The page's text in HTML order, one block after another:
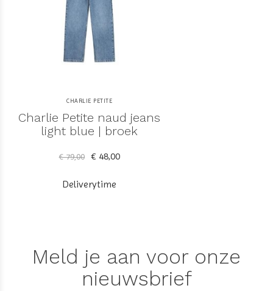
CHARLIE PETITE
Charlie Petite naud jeans
light blue | broek
€ 79,00 € 48,00
Deliverytime
Meld je aan voor onze
nieuwsbrief